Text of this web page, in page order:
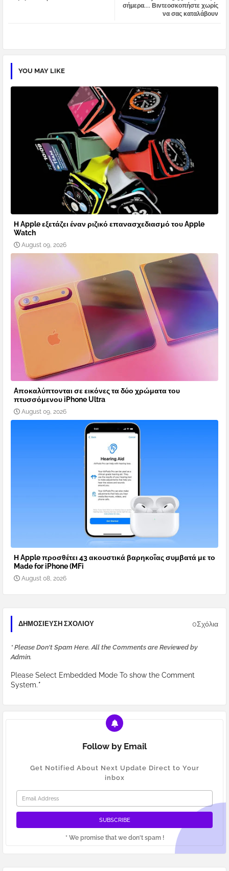
σήμερα.... Βιντεοσκοπήστε χωρίς
να σας καταλάβουν
YOU MAY LIKE
Η Apple εξετάζει έναν ριζικό επανασχεδιασμό του Apple
Watch
August 09, 2026
Aποκαλύπτονται σε εικόνες τα δύο χρώματα του
πτυσσόμενου iPhone Ultra
August 09, 2026
Η Apple προσθέτει 43 ακουστικά βαρηκοΐας συμβατά με το
Made for iPhone (MFi
August 08, 2026
ΔΗΜΟΣΊΕΥΣΗ ΣΧΟΛΊΟΥ 0Σχόλια
* Please Don't Spam Here. All the Comments are Reviewed by
Admin.
Please Select Embedded Mode To show the Comment
System.*
Follow by Email
Get Notified About Next Update Direct to Your
inbox
* We promise that we don't spam !